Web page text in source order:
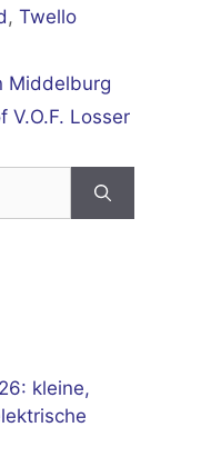
,Twello
Middelburg
V.O.F. Losser
kleine,